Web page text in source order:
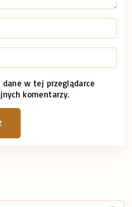
w tej przeglądarce
komentarzy.